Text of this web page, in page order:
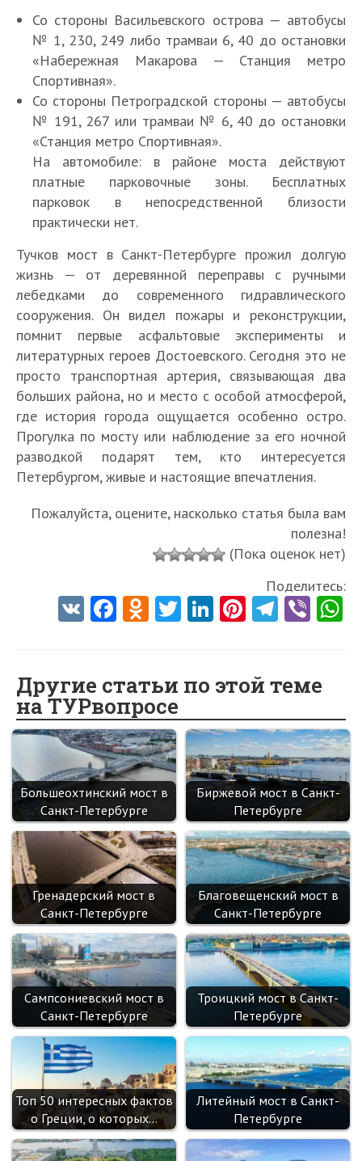
Со стороны Васильевского острова — автобусы
№ 1, 230, 249 либо трамваи 6, 40 до остановки
«Набережная Макарова — Станция метро
Спортивная».
Со стороны Петроградской стороны — автобусы
№ 191, 267 или трамваи № 6, 40 до остановки
«Станция метро Спортивная».
На автомобиле: в районе моста действуют
платные парковочные зоны. Бесплатных
парковок в непосредственной близости
практически нет.
Тучков мост в Санкт-Петербурге прожил долгую
жизнь — от деревянной переправы с ручными
лебедками до современного гидравлического
сооружения. Он видел пожары и реконструкции,
помнит первые асфальтовые эксперименты и
литературных героев Достоевского. Сегодня это не
просто транспортная артерия, связывающая два
больших района, но и место с особой атмосферой,
где история города ощущается особенно остро.
Прогулка по мосту или наблюдение за его ночной
разводкой подарят тем, кто интересуется
Петербургом, живые и настоящие впечатления.
Пожалуйста, оцените, насколько статья была вам
полезна!
(Пока оценок нет)
Поделитесь:
V Fa
o
o
k
O
o
kl
as
sn
ik
i
T
er
Li
dI
n
Pi
es
t
Te
a
m
Vi
Другие статьи по этой теме
на ТУРвопросе
Большеохтинский мост в
Санкт-Петербурге
Биржевой мост в Санкт-
Петербурге
Гренадерский мост в
Санкт-Петербурге
Благовещенский мост в
Санкт-Петербурге
Сампсониевский мост в
Санкт-Петербурге
Троицкий мост в Санкт-
Петербурге
Топ 50 интересных фактов
о Греции, о которых…
Литейный мост в Санкт-
Петербурге